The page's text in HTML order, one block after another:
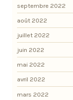
septembre 2022
août 2022
juillet 2022
juin 2022
mai 2022
avril 2022
mars 2022